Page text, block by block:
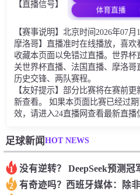
【直播信号】
体育直播
【赛事说明】北京时间2026年07
摩洛哥】直播准时在线播放，喜
收藏本页面以免错过直播。世界
关世界杯直播、法国直播、摩洛
历史交锋、两队赛程。
【友好提示】部分比赛将在赛前
新查看。 如果本页面比赛已经过
效，请进入24直播网查看最新直播
足球新闻HOT NEWS
1
2